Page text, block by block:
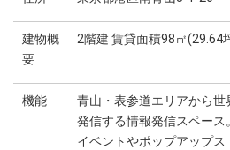
建物概
要
2階建 賃貸面積98㎡(29.64
機能
青山・表参道エリアから
発信する情報発信スペース。
イベントやポップアップ